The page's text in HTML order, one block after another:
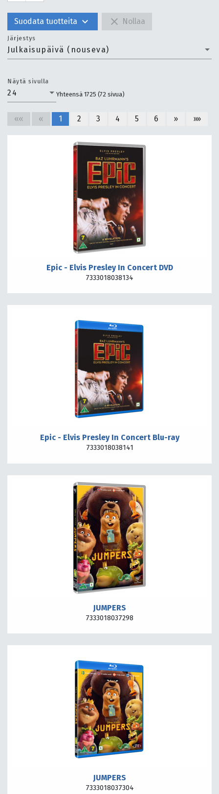
Suodata tuotteita expand_more close Nollaa
Julkaisupäivä (nouseva)
Järjestys
24
Näytä sivulla
Yhteensä 1725 (72 sivua)
«« « 1 2 3 4 5 6 » »»
Epic - Elvis Presley In Concert DVD
7333018038134
Epic - Elvis Presley In Concert Blu-ray
7333018038141
JUMPERS
7333018037298
JUMPERS
7333018037304